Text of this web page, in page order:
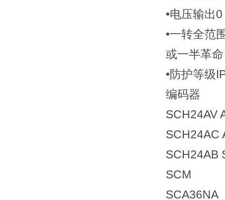
•电压输出
•一转全范
或一半革命
•防护等级
编码器
SCH24AV
SCH24AC
SCH24AB
SCM
SCA36NA